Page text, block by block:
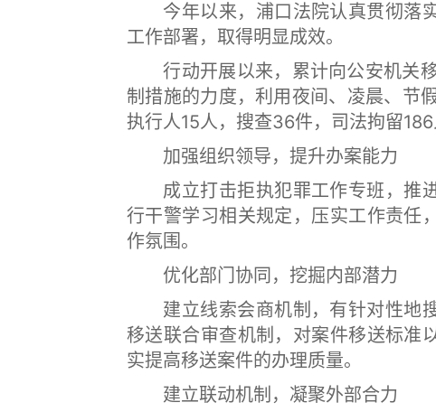
今年以来，浦口法院认真贯彻落
工作部署，取得明显成效。
行动开展以来，累计向公安机关移
制措施的力度，利用夜间、凌晨、节
执行人15人，搜查36件，司法拘留186
加强组织领导，提升办案能力
成立打击拒执犯罪工作专班，推
行干警学习相关规定，压实工作责任
作氛围。
优化部门协同，挖掘内部潜力
建立线索会商机制，有针对性地
移送联合审查机制，对案件移送标准
实提高移送案件的办理质量。
建立联动机制，凝聚外部合力